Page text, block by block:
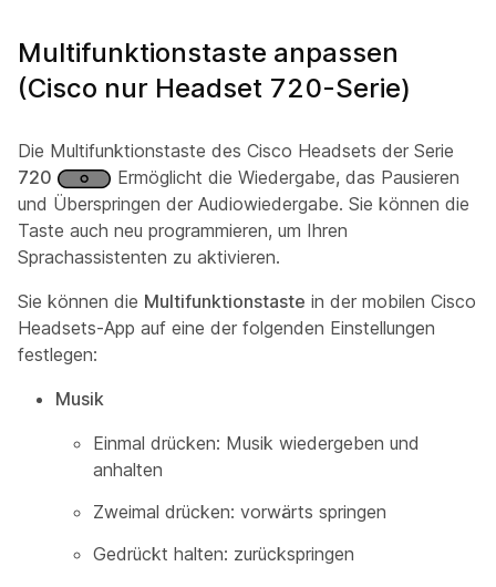
Multifunktionstaste anpassen
(Cisco nur Headset 720-Serie)
Die Multifunktionstaste des Cisco Headsets der Serie
720
Ermöglicht die Wiedergabe, das Pausieren
und Überspringen der Audiowiedergabe. Sie können die
Taste auch neu programmieren, um Ihren
Sprachassistenten zu aktivieren.
Sie können die Multifunktionstaste in der mobilen Cisco
Headsets-App auf eine der folgenden Einstellungen
festlegen:
Musik
Einmal drücken: Musik wiedergeben und
anhalten
Zweimal drücken: vorwärts springen
Gedrückt halten: zurückspringen